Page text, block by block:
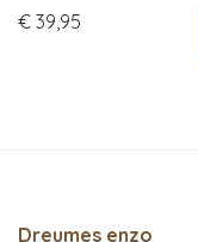
€ 39,95
Dreumes enzo